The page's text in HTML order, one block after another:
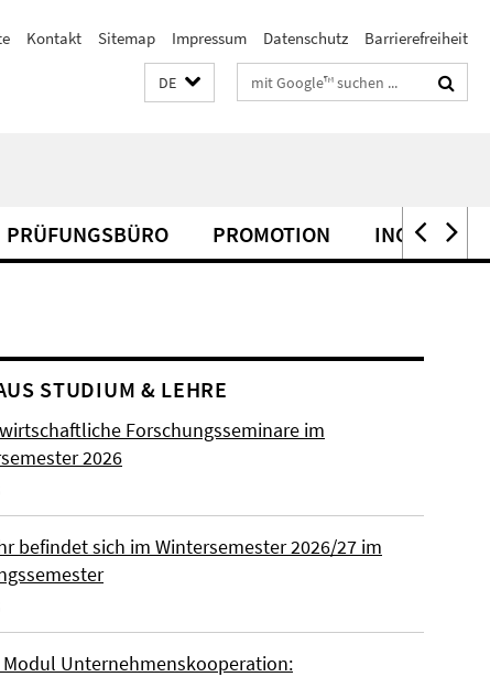
Kontakt Sitemap Impressum Datenschutz Barrierefreiheit
DE Suchbegriffe
PRÜFUNGSBÜRO PROMOTION INCOMINGS
STUDIUM & LEHRE
Forschungsseminare im
2026
befindet sich im Wintersemester 2026/27 im
Modul Unternehmenskooperation: